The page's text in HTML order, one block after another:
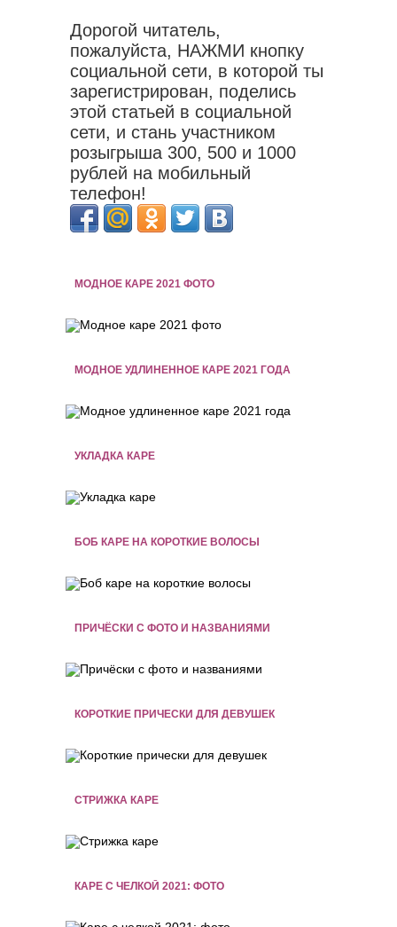
Дорогой читатель,
пожалуйста, НАЖМИ кнопку
социальной сети, в которой ты
зарегистрирован, поделись
этой статьей в социальной
сети, и стань участником
розыгрыша 300, 500 и 1000
рублей на мобильный
телефон!
МОДНОЕ КАРЕ 2021 ФОТО
МОДНОЕ УДЛИНЕННОЕ КАРЕ 2021 ГОДА
УКЛАДКА КАРЕ
БОБ КАРЕ НА КОРОТКИЕ ВОЛОСЫ
ПРИЧЁСКИ С ФОТО И НАЗВАНИЯМИ
КОРОТКИЕ ПРИЧЕСКИ ДЛЯ ДЕВУШЕК
СТРИЖКА КАРЕ
КАРЕ С ЧЕЛКОЙ 2021: ФОТО